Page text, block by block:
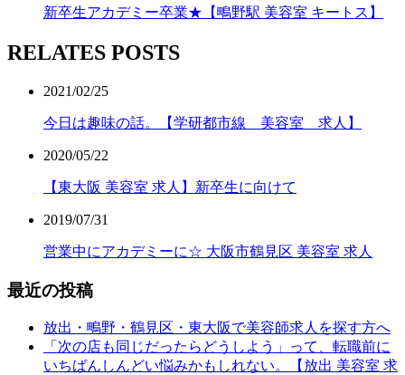
新卒生アカデミー卒業★【鴫野駅 美容室 キートス】
RELATES POSTS
2021/02/25
今日は趣味の話。【学研都市線 美容室 求人】
2020/05/22
【東大阪 美容室 求人】新卒生に向けて
2019/07/31
営業中にアカデミーに☆ 大阪市鶴見区 美容室 求人
最近の投稿
放出・鴫野・鶴見区・東大阪で美容師求人を探す方へ
「次の店も同じだったらどうしよう」って、転職前に
いちばんしんどい悩みかもしれない。【放出 美容室 求